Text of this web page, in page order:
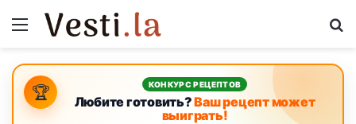
Menu
🏆 КОНКУРС РЕЦЕПТОВ
Любите готовить?Ваш рецепт может
выиграть!